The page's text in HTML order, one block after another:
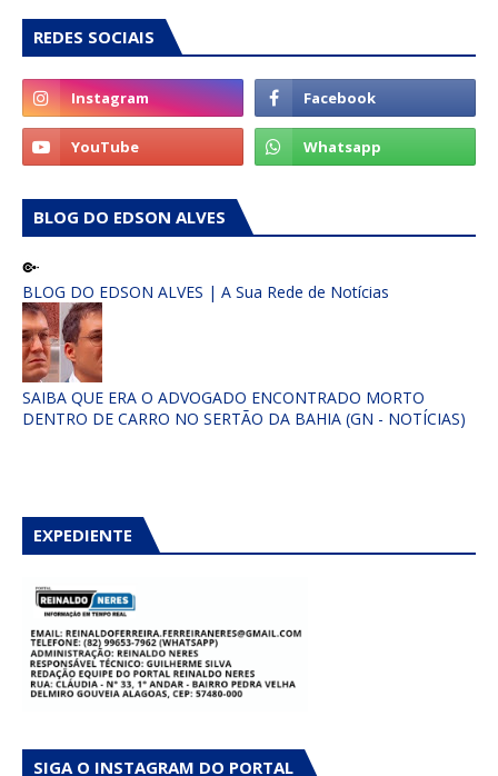
REDES SOCIAIS
BLOG DO EDSON ALVES
BLOG DO EDSON ALVES | A Sua Rede de Notícias
SAIBA QUE ERA O ADVOGADO ENCONTRADO MORTO
DENTRO DE CARRO NO SERTÃO DA BAHIA (GN - NOTÍCIAS)
EXPEDIENTE
SIGA O INSTAGRAM DO PORTAL